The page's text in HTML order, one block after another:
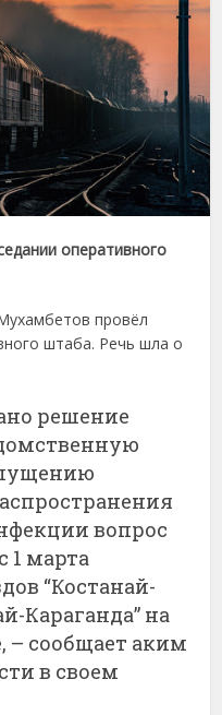
оперативного
провёл
штаба. Речь шла о
решение
вопрос
1 марта
“Костанай-
Караганда” на
– сообщает аким
в своем